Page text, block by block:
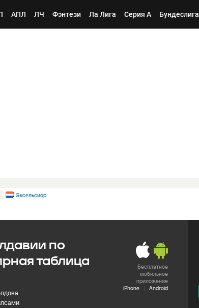
АПЛ ЛЧ Фэнтези Ла Лига Серия А Бундеслига
Эксельсиор
Бесплатное
мобильное
приложение
iPhone
| Android
по
таблица